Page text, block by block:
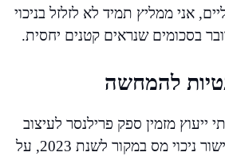
אני ממליץ תמיד לא לזלזל בניכוי
בסכומים שנראים קטנים יחסית.
להמחשה
ייעוץ מזמין ספק פרילנסר לעיצוב
גרפי. אם לספק אין אישור ניכוי מס במקור לשנת 2023, על